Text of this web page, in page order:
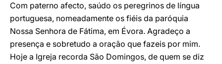
Com paterno afecto, saúdo os peregrinos de língua
portuguesa, nomeadamente os fiéis da paróquia
Nossa Senhora de Fátima, em Évora. Agradeço a
presença e sobretudo a oração que fazeis por mim.
Hoje a Igreja recorda São Domingos, de quem se diz